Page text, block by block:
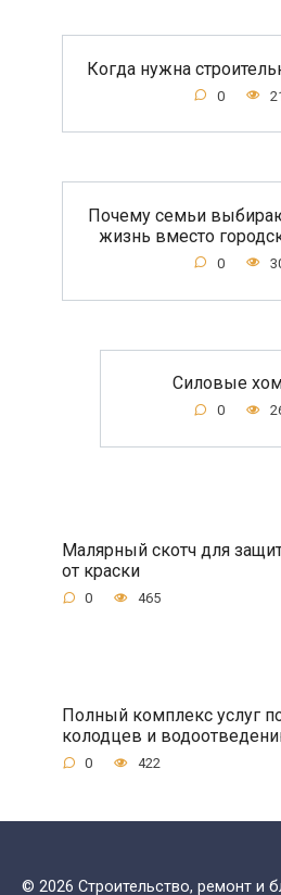
Когда нужна
0
Почему семьи
жизнь вместо
0
Силовые
0
Малярный скотч для
от краски
0 465
Полный комплекс услуг
колодцев и
0 422
© 2026 Строительство, ремонт и